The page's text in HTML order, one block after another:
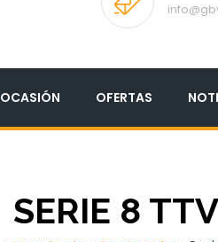
OCASIÓN OFERTAS
SERIE 8 TTV